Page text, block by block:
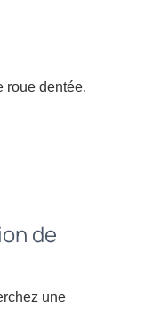
roue dentée.
de
une